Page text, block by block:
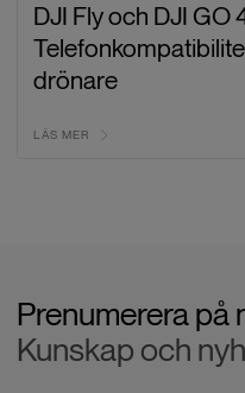
DJI Fly och DJI GO
drönare
LÄS MER
Prenumerera på
Kunskap och